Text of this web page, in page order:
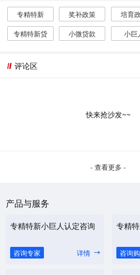
专精特新 奖补政策 培育
专精特新贷
小微贷款 小巨
评论区
快来抢沙发~~
- 查看更多 -
产品与服务
专精特新小巨人认定咨询
咨询专家 详情
专精
咨询